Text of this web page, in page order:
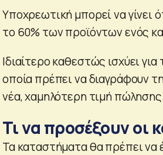
Υποχρεωτική μπορεί να γίνει
το 60% των προϊόντων ενός
Ιδιαίτερο καθεστώς ισχύει
οποία πρέπει να διαγράφουν
νέα, χαμηλότερη τιμή
Τι να προσέξουν οι
Τα καταστήματα θα πρέπει να